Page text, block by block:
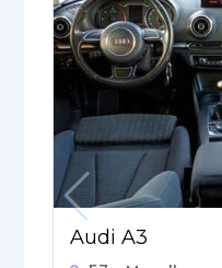
Audi A3